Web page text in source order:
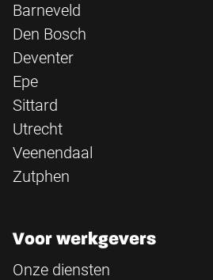
Barneveld
Den Bosch
Deventer
Epe
Sittard
Utrecht
Veenendaal
Zutphen
Voor werkgevers
Onze diensten